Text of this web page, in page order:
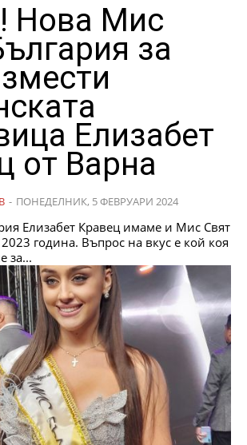
Нова Мис
за
Елизабет
от Варна
- ПОНЕДЕЛНИК, 5 ФЕВРУАРИ 2024
Елизабет Кравец имаме и Мис Свят
година. Въпрос на вкус е кой коя
за...